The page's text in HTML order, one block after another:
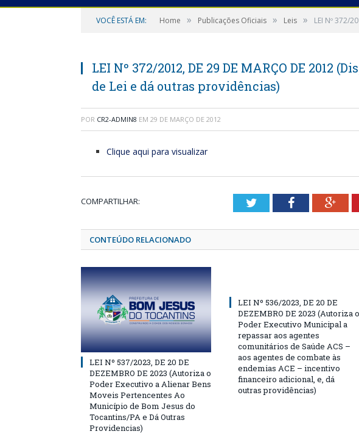
VOCÊ ESTÁ EM: Home » Publicações Oficiais » Leis » LEI Nº 372/
LEI Nº 372/2012, DE 29 DE MARÇO DE 2012
de Lei e dá outras providências)
POR CR2-ADMIN8 EM 29 DE MARÇO DE 2012
Clique aqui para visualizar
COMPARTILHAR: TwitterFacebook
CONTEÚDO RELACIONADO
LEI Nº 537/2023, DE 20 DE
DEZEMBRO DE 2023 (Autoriza o
Poder Executivo a Alienar Bens
Moveis Pertencentes Ao
Município de Bom Jesus do
Tocantins/PA e Dá Outras
Providencias)
LEI Nº 536/2023, DE 20 DE
DEZEMBRO DE 2023 (Autoriza o
Poder Executivo Municipal a
repassar aos agentes
comunitários de Saúde ACS –
aos agentes de combate às
endemias ACE – incentivo
financeiro adicional, e, dá
outras providências)